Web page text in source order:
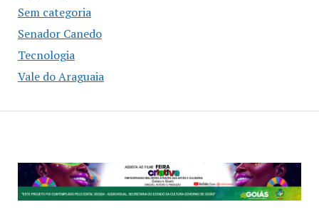
Sem categoria
Senador Canedo
Tecnologia
Vale do Araguaia